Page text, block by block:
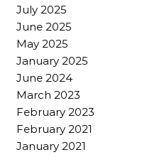
July 2025
June 2025
May 2025
January 2025
June 2024
March 2023
February 2023
February 2021
January 2021